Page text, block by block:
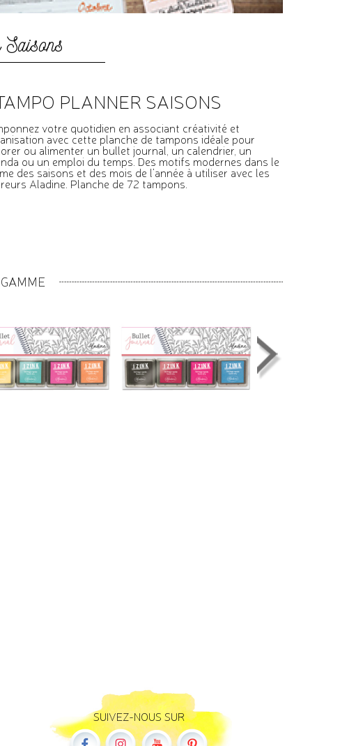
PLANNER SAISONS
votre quotidien en associant créativité et
avec cette planche de tampons idéale pour
ou alimenter un bullet journal, un calendrier, un
ou un emploi du temps. Des motifs modernes dans le
des saisons et des mois de l’année à utiliser avec les
Aladine. Planche de 72 tampons.
SUIVEZ-NOUS SUR